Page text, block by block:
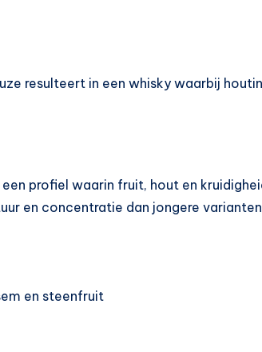
resulteert in een whisky waarbij
profiel waarin fruit, hout en
en concentratie dan jongere
en steenfruit